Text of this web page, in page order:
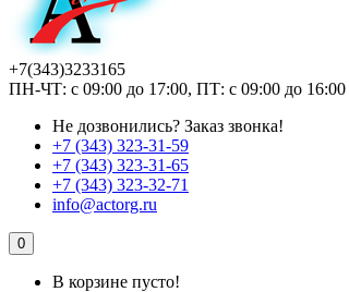
+7(343)3233165
ПН-ЧТ: с 09:00 до 17:00, ПТ: с 09:00 до 16:00
Не дозвонились? Заказ звонка!
+7 (343) 323-31-59
+7 (343) 323-31-65
+7 (343) 323-32-71
info@actorg.ru
0
В корзине пусто!